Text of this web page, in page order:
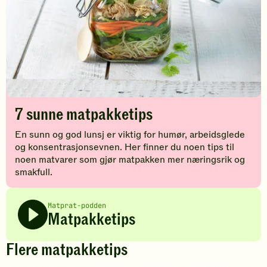
7 sunne matpakketips
En sunn og god lunsj er viktig for humør, arbeidsglede
og konsentrasjonsevnen. Her finner du noen tips til
noen matvarer som gjør matpakken mer næringsrik og
smakfull.
Matprat-podden
Matpakketips
Flere matpakketips